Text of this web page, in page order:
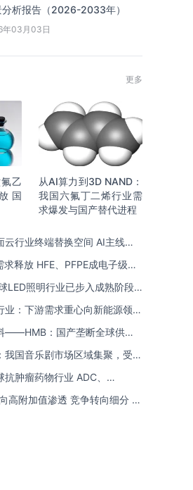
分析报告（2026-2033年）
年03月03日
更多
乙
国
从AI算力到3D NAND：
我国六氟丁二烯行业需
求爆发与国产替代进程
云行业终端替换空间 AI主线重
土厂商全面反超
释放 HFE、PFPE成电子级氟
场下国产高端突破加速
LED照明行业已步入成熟阶段
智能化方向演进
业：下游需求重心向新能源领域
趋势清晰
——HMB：国产垄断全球供给
位竞争壁垒
我国音乐剧市场区域集聚，受众
态持续完善
肿瘤药物行业 ADC、
医保落地促专特药双渠道格局
高附加值渗透 竞争转向细分 恒